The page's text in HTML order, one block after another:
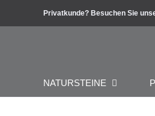
Privatkunde? Besuchen Sie
NATURSTEINE